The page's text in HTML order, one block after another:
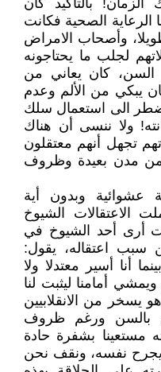
بالتأكيد كان
الرعاية الصحية فكانت
وأصحاب الامراض
لجلب ما يحتاجونه
السن، كان يعاني من
يبكي من الألم وعدم
الى استعمال سلك
ولا ننسى أن هناك
تجهل أنهم معتقلون
من مدن بعيدة وظروف
عشوائية وبدون أية
الاعتقالات الشيوخ
أرى أحد الشيوخ في
سبب اعتقاله، يقول:
أنا أسير معتدلا ولا
أمامنا ليثبت لنا
يسخر من الانقلابيين
بالسن ورغم ظروف
مستعينا بشفرة حادة
نفسه، ونقف نحن